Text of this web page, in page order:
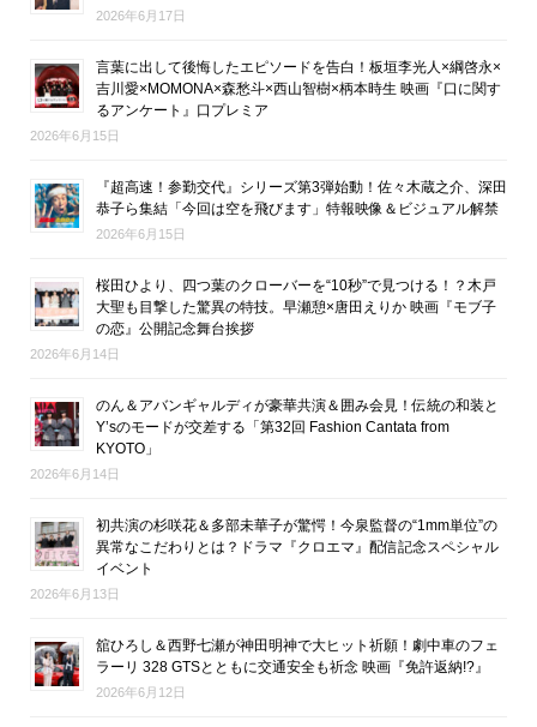
2026年6月17日
言葉に出して後悔したエピソードを告白！板垣李光人×綱啓永×
吉川愛×MOMONA×森愁斗×西山智樹×柄本時生 映画『口に関す
るアンケート』口プレミア
2026年6月15日
『超高速！参勤交代』シリーズ第3弾始動！佐々木蔵之介、深田
恭子ら集結「今回は空を飛びます」特報映像＆ビジュアル解禁
2026年6月15日
桜田ひより、四つ葉のクローバーを“10秒”で見つける！？木戸
大聖も目撃した驚異の特技。早瀬憩×唐田えりか 映画『モブ子
の恋』公開記念舞台挨拶
2026年6月14日
のん＆アバンギャルディが豪華共演＆囲み会見！伝統の和装と
Y’sのモードが交差する「第32回 Fashion Cantata from
KYOTO」
2026年6月14日
初共演の杉咲花＆多部未華子が驚愕！今泉監督の“1mm単位”の
異常なこだわりとは？ドラマ『クロエマ』配信記念スペシャル
イベント
2026年6月13日
舘ひろし＆西野七瀬が神田明神で大ヒット祈願！劇中車のフェ
ラーリ 328 GTSとともに交通安全も祈念 映画『免許返納!?』
2026年6月12日